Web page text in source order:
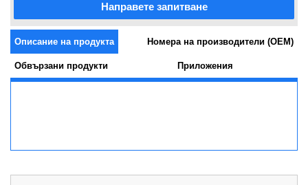
Направете запитване
Описание на продукта Номера на производители (OEM)
Обвързани продукти Приложения